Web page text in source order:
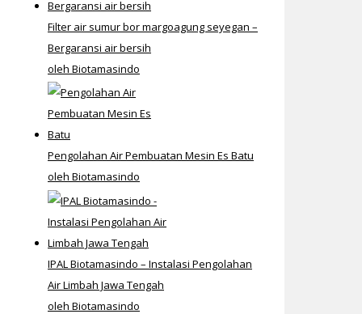
Filter air sumur bor margoagung seyegan –
Bergaransi air bersih
oleh Biotamasindo
Pengolahan Air Pembuatan Mesin Es Batu
oleh Biotamasindo
IPAL Biotamasindo – Instalasi Pengolahan
Air Limbah Jawa Tengah
oleh Biotamasindo